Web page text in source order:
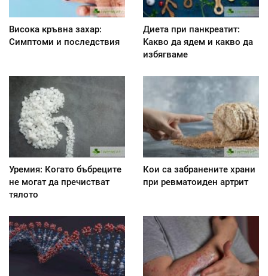
Висока кръвна захар:
Симптоми и последствия
Диета при панкреатит:
Kакво да ядем и какво да
избягваме
Уремия: Когато бъбреците
не могат да пречистват
тялото
Кои са забранените храни
при ревматоиден артрит